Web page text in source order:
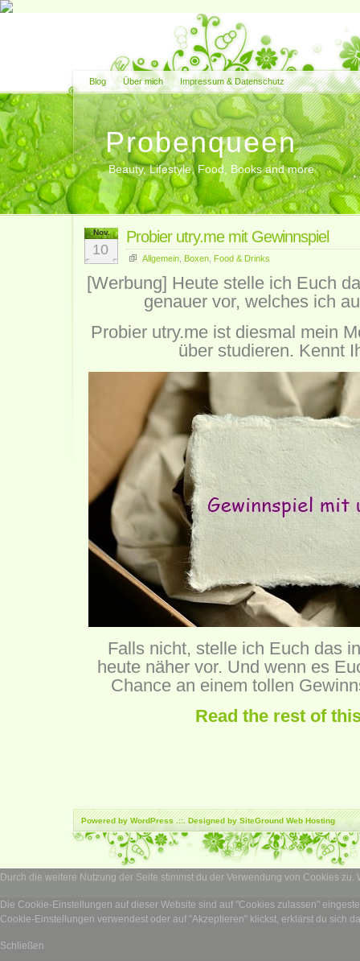
Blog Über mich Impressum & Datenschutz
Probenqueen
Beauty, Lifestyle, Food, Books and more
Nov.
10
Probier utry.me mit Gewinnspiel
Allgemein Boxen Food & Drinks
[Werbung] Heute stelle ich Euch
genauer vor, welches ich
Probier utry.me ist diesmal mein
über studieren. Kennt
Falls nicht, stelle ich Euch das
heute näher vor. Und wenn es
Chance an einem tollen
Read the rest of
Powered byWordPress.::. Designed by SiteGroundWeb Hosting
Durch die weitere Nutzung der Seite stimmst du der Verwendung von Cookies zu.
Die Cookie-Einstellungen auf dieser Website sind auf "Cookies zulassen"
Cookie-Einstellungen verwendest oder auf "Akzeptieren" klickst, erklärst du sich
Schließen